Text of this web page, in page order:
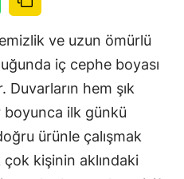
ve uzun ömürlü
iç cephe boyası
Duvarların hem şık
boyunca ilk günkü
ürünle çalışmak
kişinin aklındaki